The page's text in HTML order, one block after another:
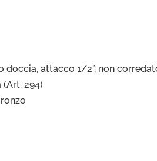
doccia, attacco 1/2”, non
294)